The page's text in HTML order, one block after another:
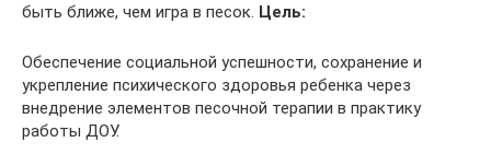
быть ближе, чем игра в песок. Цель:
Обеспечение социальной успешности, сохранение и
укрепление психического здоровья ребенка через
внедрение элементов песочной терапии в практику
работы ДОУ.